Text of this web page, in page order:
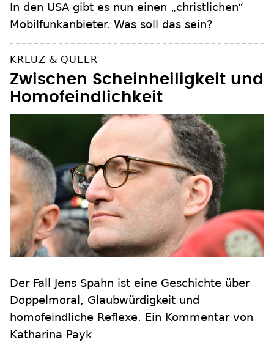
In den USA gibt es nun einen „christlichen“
Mobilfunkanbieter. Was soll das sein?
KREUZ & QUEER
Zwischen Scheinheiligkeit und
Homofeindlichkeit
Der Fall Jens Spahn ist eine Geschichte über
Doppelmoral, Glaubwürdigkeit und
homofeindliche Reflexe. Ein Kommentar von
Katharina Payk